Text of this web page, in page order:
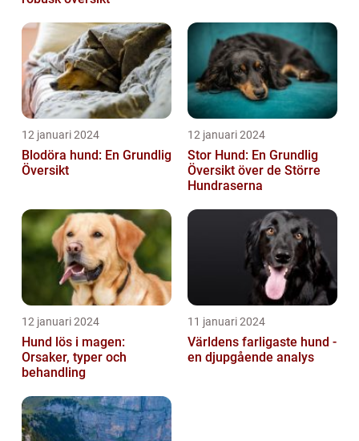
12 januari 2024
Blodöra hund: En Grundlig
Översikt
12 januari 2024
Stor Hund: En Grundlig
Översikt över de Större
Hundraserna
12 januari 2024
Hund lös i magen:
Orsaker, typer och
behandling
11 januari 2024
Världens farligaste hund -
en djupgående analys